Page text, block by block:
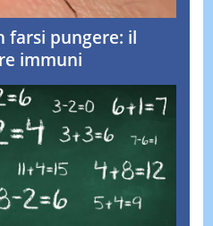
farsi pungere: il
immuni